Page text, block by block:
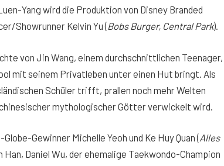
Yang wird die Produktion von Disney Branded
Showrunner Kelvin Yu (Bobs Burger, Central Park).
von Jin Wang, einem durchschnittlichen Teenager,
mit seinem Privatleben unter einen Hut bringt. Als
Schüler trifft, prallen noch mehr Welten
mythologischer Götter verwickelt wird.
Gewinner Michelle Yeoh und Ke Huy Quan (Alles
Han, Daniel Wu, der ehemalige Taekwondo-Champion